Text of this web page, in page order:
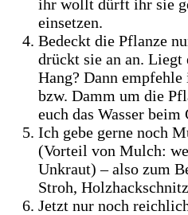
ihr wollt dürft ihr sie
einsetzen.
Bedeckt die Pflanze
drückt sie an an. Liegt
Hang? Dann
bzw. Damm um die
euch das Wasser
Ich gebe gerne noch
(Vorteil von Mulch:
Unkraut) – also zum
Stroh,
Jetzt nur noch